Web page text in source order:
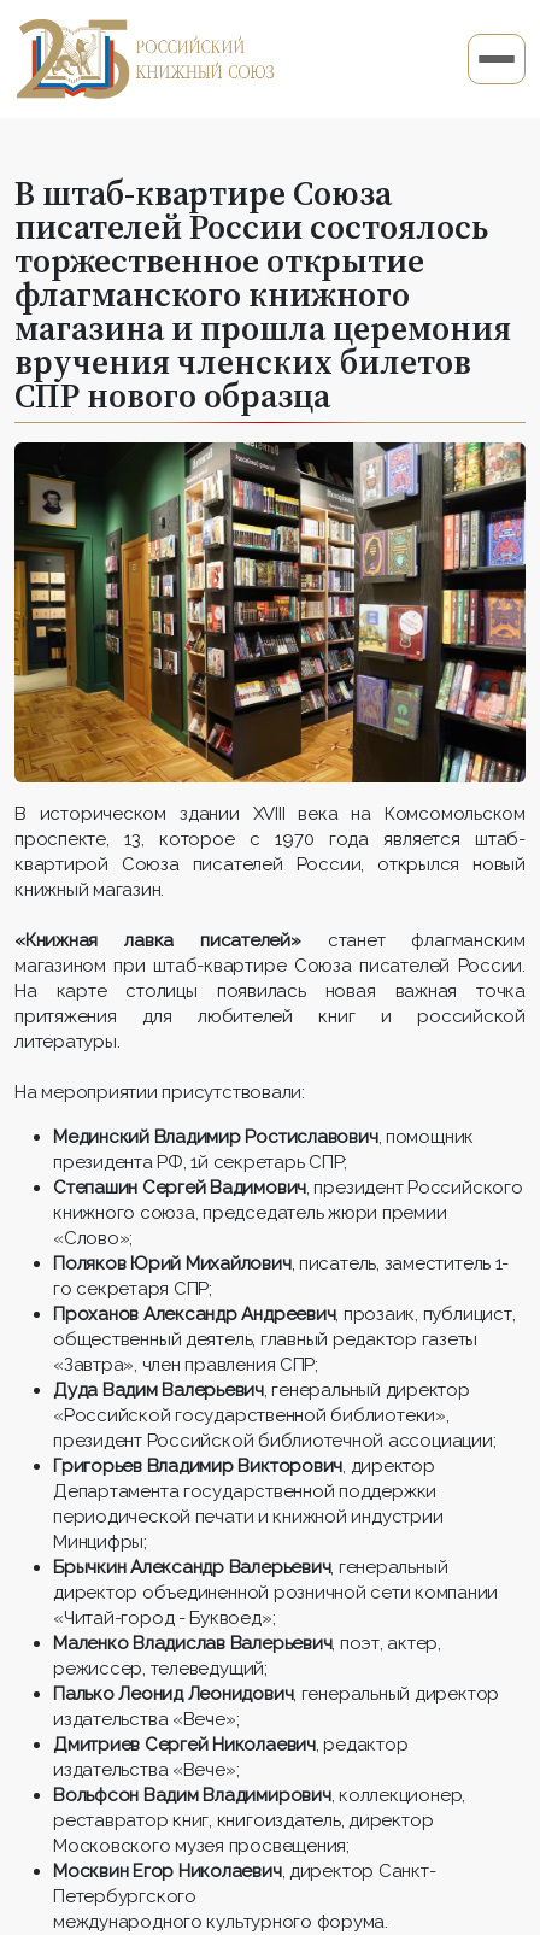
В штаб-квартире Союза
писателей России состоялось
торжественное открытие
флагманского книжного
магазина и прошла церемония
вручения членских билетов
СПР нового образца
В историческом здании XVIII века на Комсомольском
проспекте, 13, которое с 1970 года является штаб-
квартирой Союза писателей России, открылся новый
книжный магазин.
«Книжная лавка писателей»станет флагманским
магазином при штаб-квартире Союза писателей России.
На карте столицы появилась новая важная точка
притяжения для любителей книг и российской
литературы.
На мероприятии присутствовали:
Мединский Владимир Ростиславович, помощник
президента РФ, 1й секретарь СПР;
Степашин Сергей Вадимович, президент Российского
книжного союза, председатель жюри премии
«Слово»;
Поляков Юрий Михайлович, писатель, заместитель 1-
го секретаря СПР;
Проханов Александр Андреевич, прозаик, публицист,
общественный деятель, главный редактор газеты
«Завтра», член правления СПР;
Дуда Вадим Валерьевич, генеральный директор
«Российской государственной библиотеки»,
президент Российской библиотечной ассоциации;
Григорьев Владимир Викторович, директор
Департамента государственной поддержки
периодической печати и книжной индустрии
Минцифры;
Брычкин Александр Валерьевич, генеральный
директор объединенной розничной сети компании
«Читай-город - Буквоед»;
Маленко Владислав Валерьевич, поэт, актер,
режиссер, телеведущий;
Палько Леонид Леонидович, генеральный директор
издательства «Вече»;
Дмитриев Сергей Николаевич, редактор
издательства «Вече»;
Вольфсон Вадим Владимирович, коллекционер,
реставратор книг, книгоиздатель, директор
Московского музея просвещения;
Москвин Егор Николаевич, директор Санкт-
Петербургского
международного культурного форума.